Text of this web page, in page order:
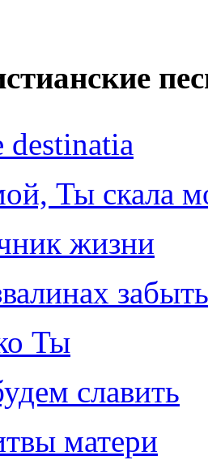
destinatia
Ты скала
жизни
Ты
славить
матери